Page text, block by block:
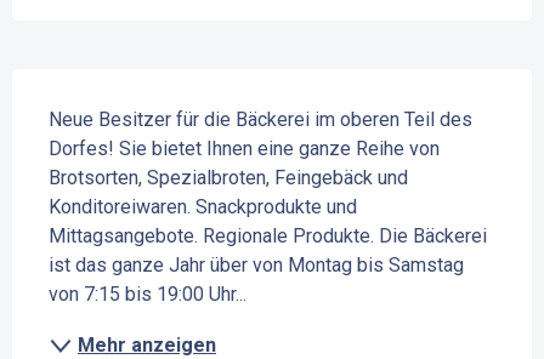
Neue Besitzer für die Bäckerei im oberen Teil des
Dorfes! Sie bietet Ihnen eine ganze Reihe von
Brotsorten, Spezialbroten, Feingebäck und
Konditoreiwaren. Snackprodukte und
Mittagsangebote. Regionale Produkte. Die Bäckerei
ist das ganze Jahr über von Montag bis Samstag
von 7:15 bis 19:00 Uhr...
Mehr anzeigen